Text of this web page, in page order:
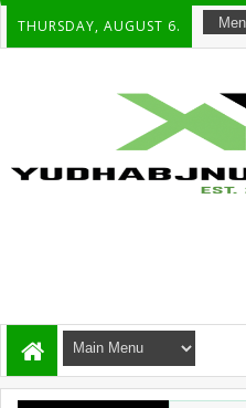
THURSDAY, AUGUST 6.